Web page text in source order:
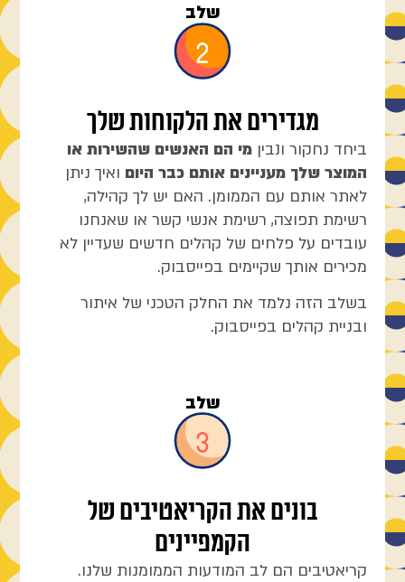
שלב
מגדירים את הלקוחות שלך
ביחד נחקור ונבין מי הם האנשים שהשירות או
המוצר שלך מעניינים אותם כבר היום ואיך ניתן
לאתר אותם עם הממומן. האם יש לך קהילה,
רשימת תפוצה, רשימת אנשי קשר או שאנחנו
עובדים על פלחים של קהלים חדשים שעדיין לא
מכירים אותך שקיימים בפייסבוק.
בשלב הזה נלמד את החלק הטכני של איתור
ובניית קהלים בפייסבוק.
שלב
בונים את הקריאטיבים של
הקמפיינים
קריאטיבים הם לב המודעות הממומנות שלנו.